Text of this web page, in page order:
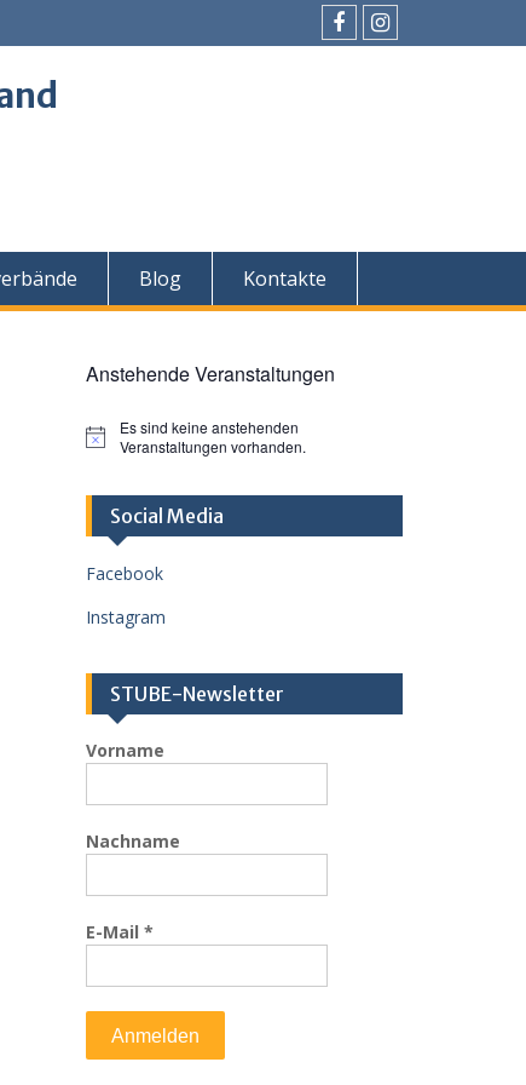
FacebookInstagram
Blog Kontakte
Anstehende Veranstaltungen
H
i
Es sind keine anstehenden
Veranstaltungen vorhanden.
Social Media
Facebook
Instagram
STUBE-Newsletter
Vorname
Nachname
E-Mail *